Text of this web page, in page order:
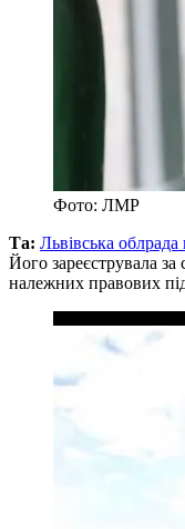
Фото: ЛМР
Та: Львівська
Його зареєструвала
належних правових